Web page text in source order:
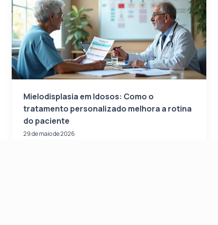
Mielodisplasia em Idosos: Como o
tratamento personalizado melhora a rotina
do paciente
29 de maio de 2026